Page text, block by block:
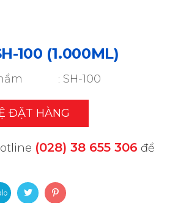
100 (1.000ML)
SH-100
ĐẶT HÀNG
(028) 38 655 306 để